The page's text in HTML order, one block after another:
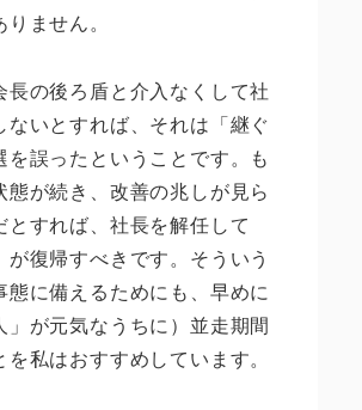
ません。
長の後ろ盾と介入なくして社
ないとすれば、それは「継ぐ
を誤ったということです。も
態が続き、改善の兆しが見ら
とすれば、社長を解任して
が復帰すべきです。そういう
態に備えるためにも、早めに
」が元気なうちに）並走期間
私はおすすめしています。